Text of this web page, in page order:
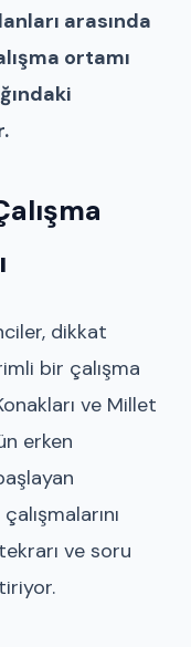
arasında
ortamı
dikkat
bir çalışma
ve Millet
erken
ve soru